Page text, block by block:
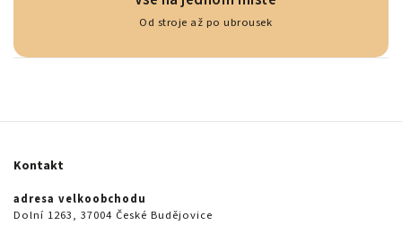
Od stroje až po ubrousek
Kontakt
adresa velkoobchodu
Dolní 1263, 37004 České Budějovice